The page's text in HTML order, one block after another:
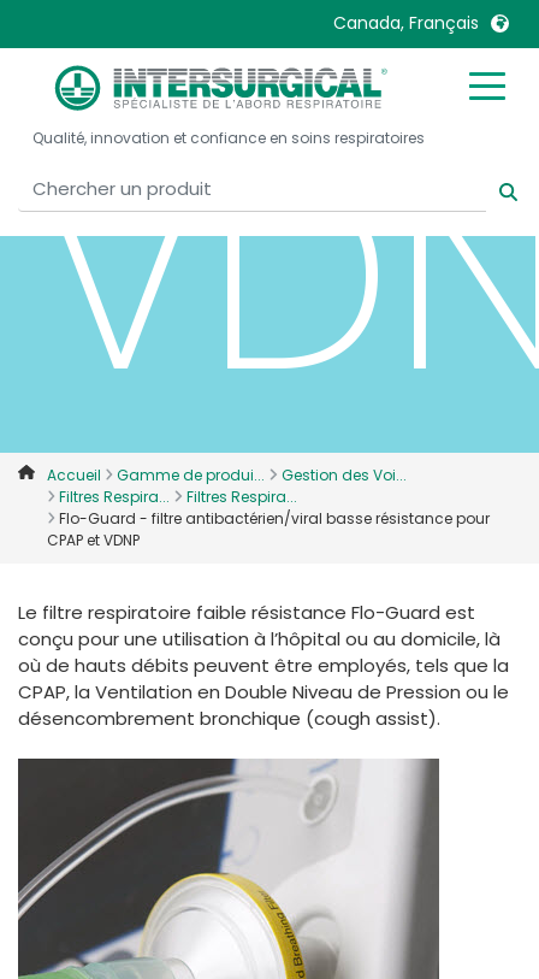
Canada, Français
United Kingdom
United States
Australia
Canada, Français
Denmark
Deutschland
Italia
Malaysia
Sweden
International English
Qualité, innovation et confiance en soins respiratoires
Accueil Gamme de produi...
Gestion des Voi...
Filtres Respira...
Filtres Respira...
Flo-Guard - filtre antibactérien/viral basse résistance pour
CPAP et VDNP
Le filtre respiratoire faible résistance Flo-Guard est
conçu pour une utilisation à l’hôpital ou au domicile, là
où de hauts débits peuvent être employés, tels que la
CPAP, la Ventilation en Double Niveau de Pression ou le
désencombrement bronchique (cough assist).